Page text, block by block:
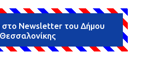
Newsletter του Δήμου
Θεσσαλονίκης